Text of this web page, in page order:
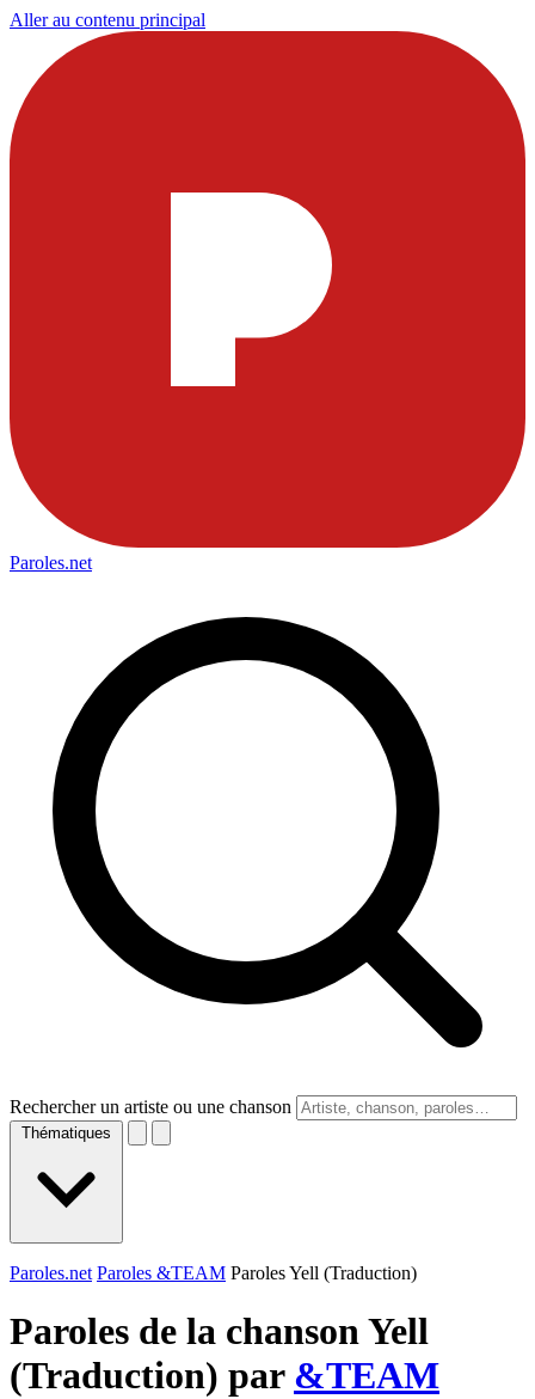
Aller au contenu principal
Paroles.net
Rechercher un artiste ou une chanson
Thématiques
Paroles.net Paroles &TEAM Paroles Yell (Traduction)
Paroles de la chanson Yell
(Traduction) par &TEAM